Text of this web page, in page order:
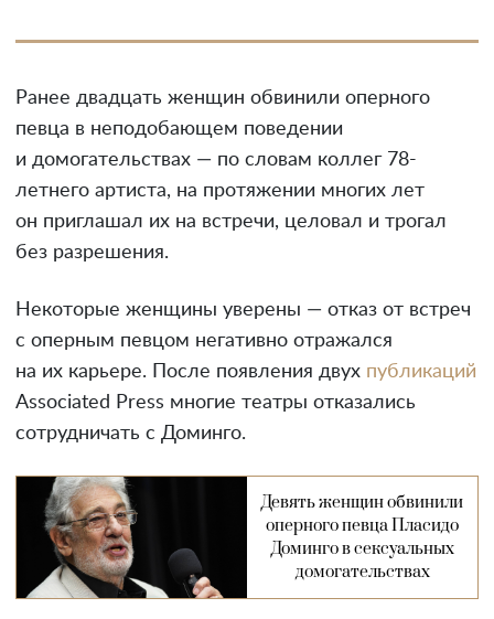
Ранее двадцать женщин обвинили оперного
певца в неподобающем поведении
и домогательствах — по словам коллег 78-
летнего артиста, на протяжении многих лет
он приглашал их на встречи, целовал и трогал
без разрешения.
Некоторые женщины уверены — отказ от встреч
с оперным певцом негативно отражался
на их карьере. После появления двух публикаций
Associated Press многие театры отказались
сотрудничать с Доминго.
Девять женщин обвинили
оперного певца Пласидо
Доминго в сексуальных
домогательствах